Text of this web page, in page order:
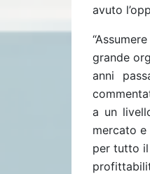
avuto
grande
anni
a un
mercato
per tutto